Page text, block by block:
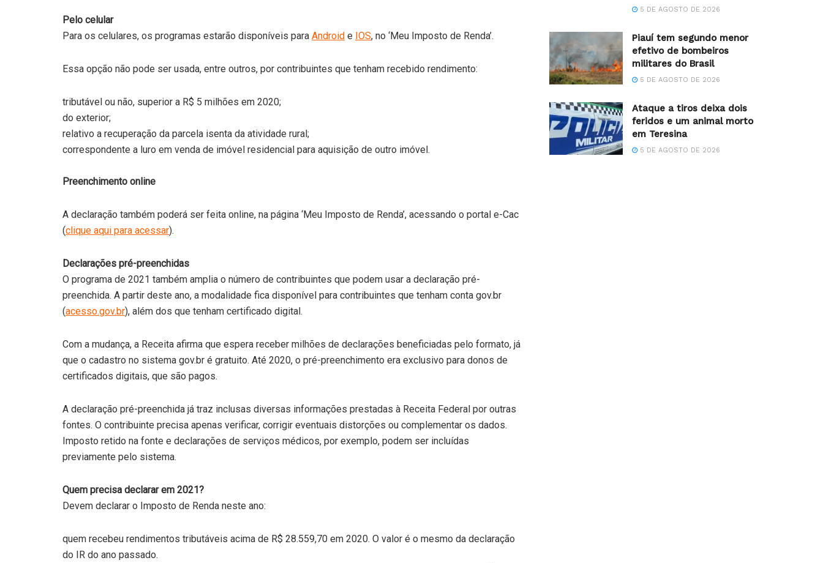
Pelo celular
Para os celulares, os programas estarão disponíveis para Android e IOS, no ‘Meu Imposto de Renda’.
Essa opção não pode ser usada, entre outros, por contribuintes que tenham recebido rendimento:
tributável ou não, superior a R$ 5 milhões em 2020;
do exterior;
relativo a recuperação da parcela isenta da atividade rural;
correspondente a luro em venda de imóvel residencial para aquisição de outro imóvel.
Preenchimento online
A declaração também poderá ser feita online, na página ‘Meu Imposto de Renda’, acessando o portal e-Cac
(clique aqui para acessar).
Declarações pré-preenchidas
O programa de 2021 também amplia o número de contribuintes que podem usar a declaração pré-
preenchida. A partir deste ano, a modalidade fica disponível para contribuintes que tenham conta gov.br
(acesso.gov.br), além dos que tenham certificado digital.
Com a mudança, a Receita afirma que espera receber milhões de declarações beneficiadas pelo formato, já
que o cadastro no sistema gov.br é gratuito. Até 2020, o pré-preenchimento era exclusivo para donos de
certificados digitais, que são pagos.
A declaração pré-preenchida já traz inclusas diversas informações prestadas à Receita Federal por outras
fontes. O contribuinte precisa apenas verificar, corrigir eventuais distorções ou complementar os dados.
Imposto retido na fonte e declarações de serviços médicos, por exemplo, podem ser incluídas
previamente pelo sistema.
Quem precisa declarar em 2021?
Devem declarar o Imposto de Renda neste ano:
quem recebeu rendimentos tributáveis acima de R$ 28.559,70 em 2020. O valor é o mesmo da declaração
do IR do ano passado.
5 DE AGOSTO DE 2026
Piauí tem segundo menor
efetivo de bombeiros
militares do Brasil
5 DE AGOSTO DE 2026
Ataque a tiros deixa dois
feridos e um animal morto
em Teresina
5 DE AGOSTO DE 2026